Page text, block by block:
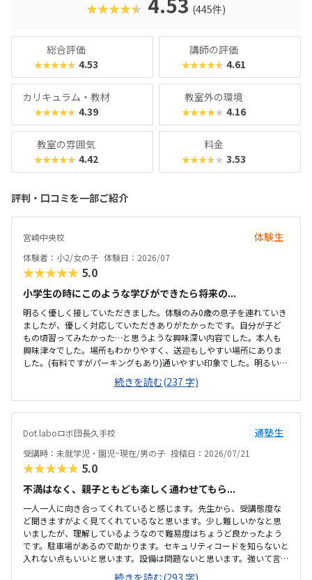
な工夫も光ります。コラボイベントも盛んで、JAXA「はやぶ
ヒートアップ！あの手この手で子どもの関心を引き付けてく
れるスクールです。モダンな雰囲気や最先端の科学トピック
に惹かれる保護者におすすめといえるでしょう。
★★★★★ (445件)
総合評価
★★★★★ 4.53
講師の評価
★★★★★ 4.61
カリキュラム・教材
★★★★★ 4.39
教室外の環境
★★★★★ 4.16
教室の雰囲気
★★★★★ 4.42
料金
★★★★★ 3.53
評判・口コミを一部ご紹介
宮崎中央校 体験生
体験者：小2/女の子 体験日：2026/07
★★★★★ 5.0
小学生の時にこのような学びができたら将来の...
明るく優しく接していただきました。体験のみ0歳の息子を連れていき
ましたが、優しく対応していただきありがたかったです。自分が子ど
もの頃習ってみたかった…と思うような興味深い内容でした。本人も
興味津々でした。場所もわかりやすく、送迎もしやすい場所にありま
した。(有料ですがパーキングもあり)通いやすい印象でした。明るい雰
囲気の教室でした。活動するために、サイズも設備も子どもにちょう
どよい印象です。授業内容に見合う、料金設定だと思います。課題も充
実していて面白そうな内容でした。
続きを読む(237 字)
Dot.laboロボ団長久手校 通塾生
受講時：未就学児・園児~現在/男の子 投稿日：2026/07/21
★★★★★ 5.0
不満はなく、親子ともども楽しく通わせてもら...
一人一人に向き合ってくれていると感じます。先生から、受講態度な
ど聞きますがよく見てくれているなと思います。少し難しいかなと思
いましたが、理解しているようなので難易度はちょうど良かったよう
です。駐車場があるので助かります。セキュリティコードを知らないと
入れない点もいいと思います。設備は問題ないと思います。強いて言え
ば、机がもう少し広かったらいいかなとは思います。購入しなければ
続きを読む(293 字)